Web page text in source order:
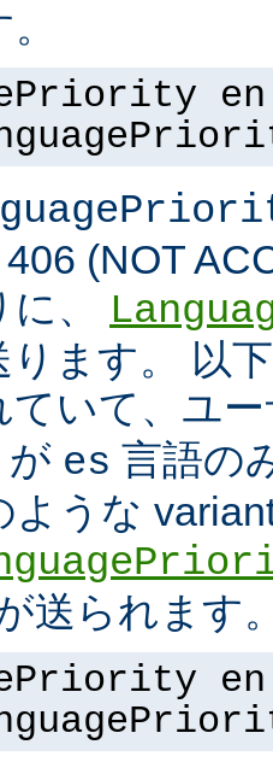
(NOT
、
ります。 以
ていて、ユ
が es 言語の
ような
送られます